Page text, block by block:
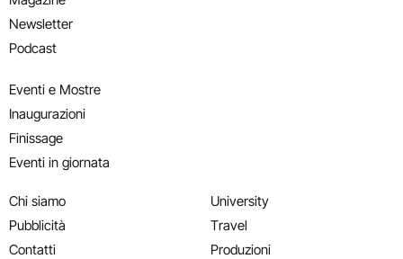
Newsletter
Podcast
Eventi e Mostre
Inaugurazioni
Finissage
Eventi in giornata
Chi siamo
Pubblicità
Contatti
University
Travel
Produzioni